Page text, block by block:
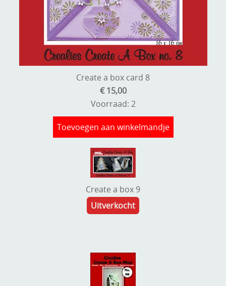
Create a box card 8
€ 15,00
Voorraad: 2
Toevoegen aan winkelmandje
Create a box 9
Uitverkocht